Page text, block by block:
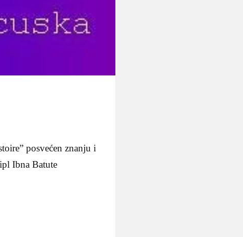
posvećen znanju i
Ibna Batute